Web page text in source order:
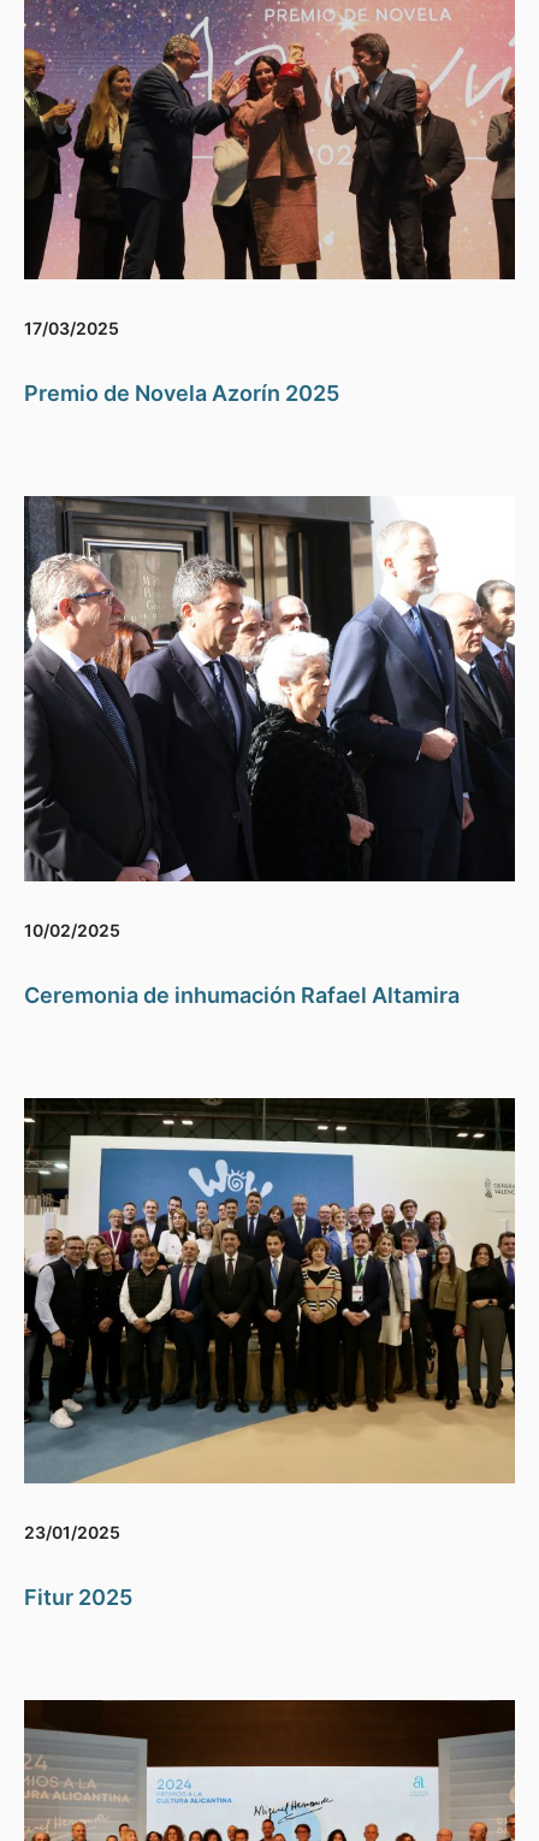
17/03/2025
Premio de Novela Azorín 2025
10/02/2025
Ceremonia de inhumación Rafael Altamira
23/01/2025
Fitur 2025